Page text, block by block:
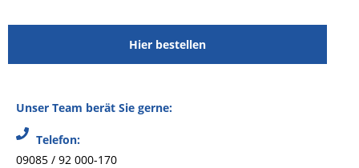
Hier bestellen
Unser Team berät Sie gerne:
Telefon:
09085 / 92 000-170